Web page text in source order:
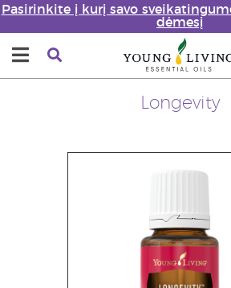
Pasirinkite į kurį savo
dėmesį
Longevity